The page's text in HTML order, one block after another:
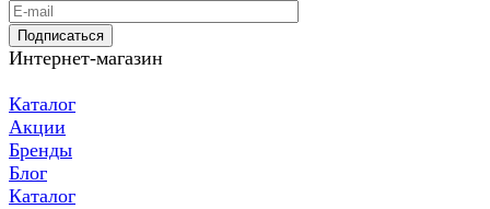
Подписаться
Интернет-магазин
Каталог
Акции
Бренды
Блог
Каталог